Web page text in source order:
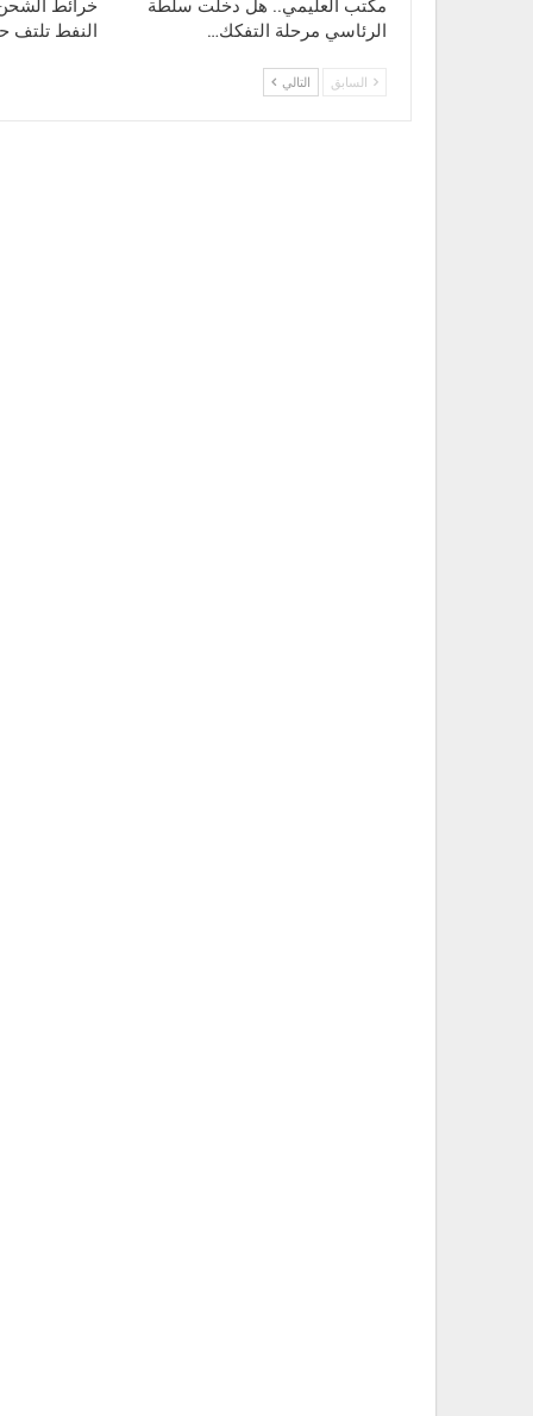
YNP
مكتب العليمي.. هل دخلت سلطة
الرئاسي مرحلة التفكك…
خرائط
النفط تلتف
السابق التالي